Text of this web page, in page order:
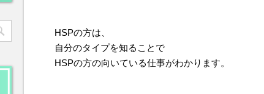
HSPの方は、
自分のタイプを知ることで
HSPの方の向いている仕事がわかります。